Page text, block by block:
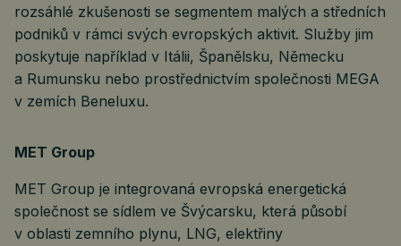
rozsáhlé zkušenosti se segmentem malých a středních
podniků v rámci svých evropských aktivit. Služby jim
poskytuje například v Itálii, Španělsku, Německu
a Rumunsku nebo prostřednictvím společnosti MEGA
v zemích Beneluxu.
MET Group
MET Group je integrovaná evropská energetická
společnost se sídlem ve Švýcarsku, která působí
v oblasti zemního plynu, LNG, elektřiny